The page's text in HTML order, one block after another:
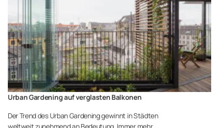
Urban Gardening auf verglasten Balkonen
Der Trend des Urban Gardening gewinnt in Städten